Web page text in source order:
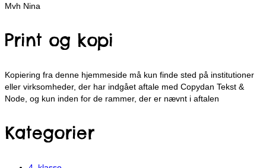
Mvh Nina
Print og kopi
Kopiering fra denne hjemmeside må kun finde sted på institutioner
eller virksomheder, der har indgået aftale med Copydan Tekst &
Node, og kun inden for de rammer, der er nævnt i aftalen
Kategorier